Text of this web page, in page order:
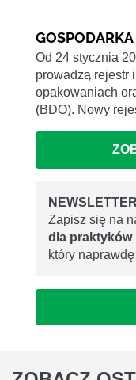
Od 24 stycznia
prowadzą rejestr
opakowaniach
(BDO). Nowy
Zapisz się na
dla praktyków
który